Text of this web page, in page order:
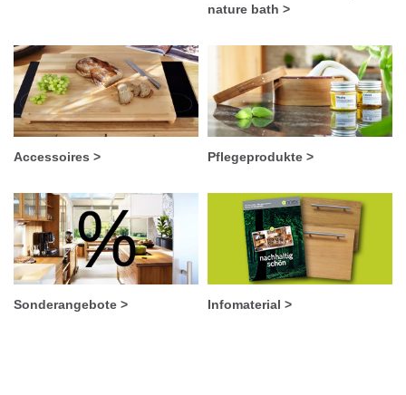
nature bath >
Accessoires > Pflegeprodukte >
Sonderangebote > Infomaterial >